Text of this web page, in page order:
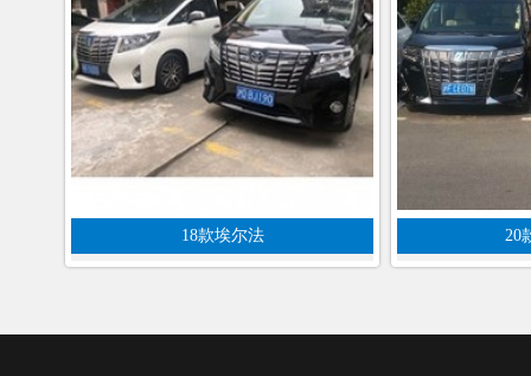
18款埃尔法 20